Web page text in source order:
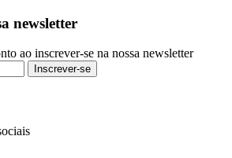
newsletter
ao inscrever-se na nossa newsletter
Inscrever-se